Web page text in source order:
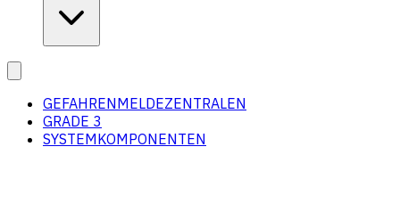
GEFAHRENMELDEZENTRALEN
GRADE 3
SYSTEMKOMPONENTEN